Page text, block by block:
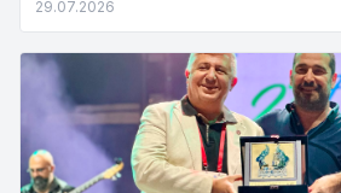
29.07.2026